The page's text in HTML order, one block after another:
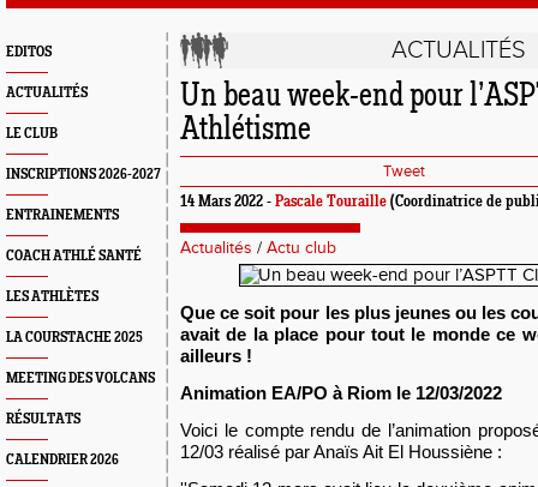
EDITOS
ACTUALITÉS
LE CLUB
INSCRIPTIONS 2026-2027
ENTRAINEMENTS
COACH ATHLÉ SANTÉ
LES ATHLÈTES
LA COURSTACHE 2025
MEETING DES VOLCANS
RÉSULTATS
CALENDRIER 2026
ACTUALITÉS
Un beau week-end pour
Athlétisme
Tweet
14 Mars 2022 - Pascale Touraille (Coordinatrice de
Actualités / Actu club
Que ce soit pour les plus jeunes ou les
avait de la place pour tout le monde ce
ailleurs !
Animation EA/PO à Riom le 12/03/2022
Voici le compte rendu de l’animation
12/03 réalisé par Anaïs Ait El Houssiène :